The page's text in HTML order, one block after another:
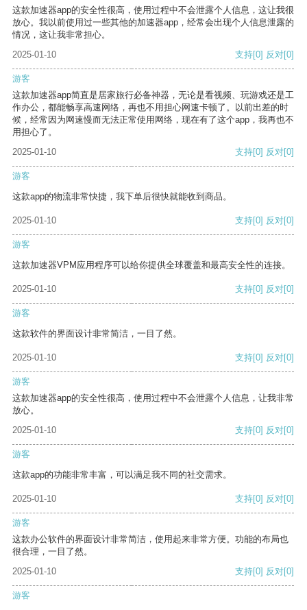
这款加速器app的安全性很高，使用过程中不会泄露个人信息，这让我很
放心。我以前使用过一些其他的加速器app，经常会出现个人信息泄露的
情况，这让我非常担心。
2025-01-10
支持[0] 反对[0]
游客
这款加速器app简直是居家旅行必备神器，无论是看视频、玩游戏还是工
作办公，都能畅享高速网络，再也不用担心网速卡顿了。以前出差的时
候，经常因为网速慢而无法正常使用网络，现在有了这个app，我再也不
用担心了。
2025-01-10
支持[0] 反对[0]
游客
这款app的物流非常快捷，我下单后很快就能收到商品。
2025-01-10 支持[0] 反对[0]
游客
这款加速器VPM应用程序可以给你提供全球覆盖和最高安全性的连接。
2025-01-10 支持[0] 反对[0]
游客
这款软件的界面设计非常简洁，一目了然。
2025-01-10 支持[0] 反对[0]
游客
这款加速器app的安全性很高，使用过程中不会泄露个人信息，让我非常
放心。
2025-01-10
支持[0] 反对[0]
游客
这款app的功能非常丰富，可以满足我不同的社交需求。
2025-01-10 支持[0] 反对[0]
游客
这款办公软件的界面设计非常简洁，使用起来非常方便。功能的布局也
很合理，一目了然。
2025-01-10
支持[0] 反对[0]
游客